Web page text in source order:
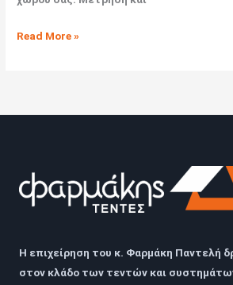
Read More »
Η επιχείρηση του κ. Φαρμάκη Παντελή
στον κλάδο των τεντών και